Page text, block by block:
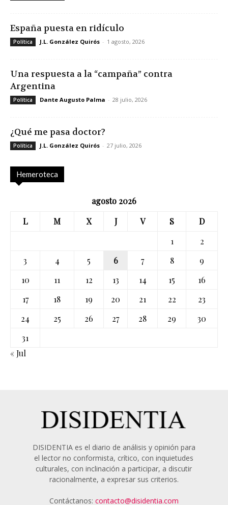
España puesta en ridículo
Política J.L. González Quirós - 1 agosto, 2026
Una respuesta a la “campaña” contra
Argentina
Política Dante Augusto Palma - 28 julio, 2026
¿Qué me pasa doctor?
Política J.L. González Quirós - 27 julio, 2026
Hemeroteca
agosto 2026
L
M X J V S
D
1
2
3
4 5 6 7 8
9
10
11 12 13 14 15
16
17
18 19 20 21 22
23
24
25 26 27 28 29
30
31
« Jul
DISIDENTIA es el diario de análisis y opinión para
el lector no conformista, crítico, con inquietudes
culturales, con inclinación a participar, a discutir
racionalmente, a expresar sus criterios.
Contáctanos: contacto@disidentia.com